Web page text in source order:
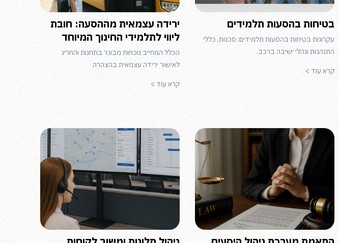
בטיחות בהסעות תלמידים
עקרונות בטיחות בהסעות תלמידים: סכנות, כללי
התנהגות ונהלי ישיבה ברכב.
קרא עוד >
ירידה עצמאית מההסעה: חובת
ליווי לתלמידי החינוך המיוחד
הכלל המחייב נוכחות מבוגר בתחנות והחריג
לאישור ירידה עצמאית בהצהרה
קרא עוד >